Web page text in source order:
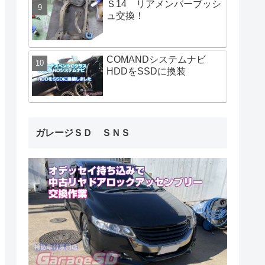
Ｓ14 リアメンバーブッシ
ュ交換！
COMANDシステムナビ
HDDをSSDに換装
ガレージＳＤ ＳＮＳ